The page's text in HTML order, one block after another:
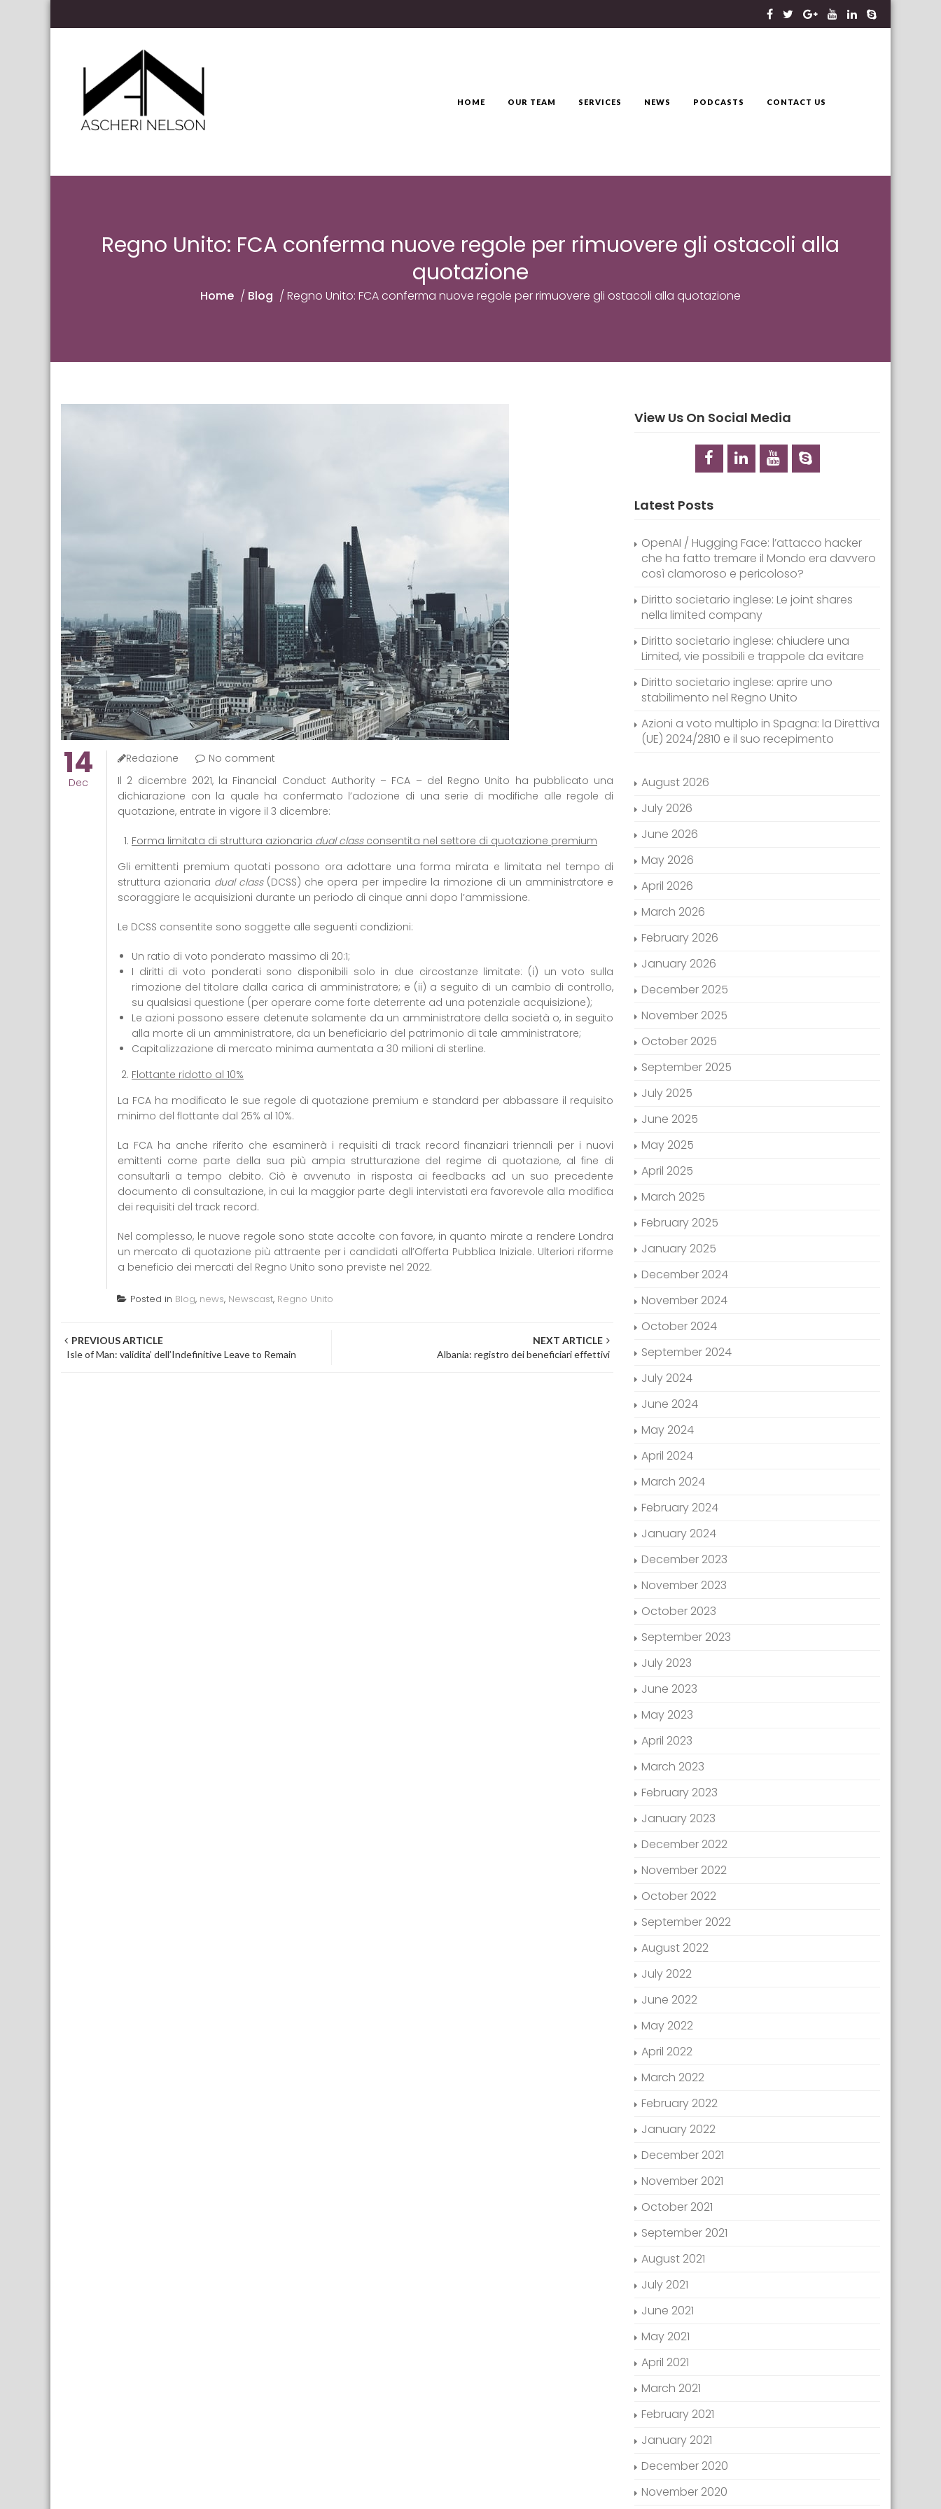
Ascheri Nelson LLP
HOME OUR TEAM SERVICES NEWS PODCASTS CONTACT US
Regno Unito: FCA conferma nuove regole per rimuovere gli ostacoli alla
quotazione
Home / Blog / Regno Unito: FCA conferma nuove regole per rimuovere gli ostacoli alla quotazione
14
Dec
Redazione
No comment
Il 2 dicembre 2021, la Financial Conduct Authority – FCA – del Regno Unito ha pubblicato una
dichiarazione con la quale ha confermato l’adozione di una serie di modifiche alle regole di
quotazione, entrate in vigore il 3 dicembre:
Forma limitata di struttura azionaria dual class consentita nel settore di quotazione premium
Gli emittenti premium quotati possono ora adottare una forma mirata e limitata nel tempo di
struttura azionaria dual class(DCSS) che opera per impedire la rimozione di un amministratore e
scoraggiare le acquisizioni durante un periodo di cinque anni dopo l’ammissione.
Le DCSS consentite sono soggette alle seguenti condizioni:
Un ratio di voto ponderato massimo di 20:1;
I diritti di voto ponderati sono disponibili solo in due circostanze limitate: (i) un voto sulla
rimozione del titolare dalla carica di amministratore; e (ii) a seguito di un cambio di controllo,
su qualsiasi questione (per operare come forte deterrente ad una potenziale acquisizione);
Le azioni possono essere detenute solamente da un amministratore della società o, in seguito
alla morte di un amministratore, da un beneficiario del patrimonio di tale amministratore;
Capitalizzazione di mercato minima aumentata a 30 milioni di sterline.
Flottante ridotto al 10%
La FCA ha modificato le sue regole di quotazione premium e standard per abbassare il requisito
minimo del flottante dal 25% al 10%.
La FCA ha anche riferito che esaminerà i requisiti di track record finanziari triennali per i nuovi
emittenti come parte della sua più ampia strutturazione del regime di quotazione, al fine di
consultarli a tempo debito. Ciò è avvenuto in risposta ai feedbacks ad un suo precedente
documento di consultazione, in cui la maggior parte degli intervistati era favorevole alla modifica
dei requisiti del track record.
Nel complesso, le nuove regole sono state accolte con favore, in quanto mirate a rendere Londra
un mercato di quotazione più attraente per i candidati all’Offerta Pubblica Iniziale. Ulteriori riforme
a beneficio dei mercati del Regno Unito sono previste nel 2022.
Posted in Blog, news, Newscast, Regno Unito
Post navigation
PREVIOUS ARTICLE
Isle of Man: validita’ dell’Indefinitive Leave to Remain
NEXT ARTICLE
Albania: registro dei beneficiari effettivi
View Us On Social Media
Latest Posts
OpenAI / Hugging Face: l’attacco hacker
che ha fatto tremare il Mondo era davvero
così clamoroso e pericoloso?
Diritto societario inglese: Le joint shares
nella limited company
Diritto societario inglese: chiudere una
Limited, vie possibili e trappole da evitare
Diritto societario inglese: aprire uno
stabilimento nel Regno Unito
Azioni a voto multiplo in Spagna: la Direttiva
(UE) 2024/2810 e il suo recepimento
August 2026
July 2026
June 2026
May 2026
April 2026
March 2026
February 2026
January 2026
December 2025
November 2025
October 2025
September 2025
July 2025
June 2025
May 2025
April 2025
March 2025
February 2025
January 2025
December 2024
November 2024
October 2024
September 2024
July 2024
June 2024
May 2024
April 2024
March 2024
February 2024
January 2024
December 2023
November 2023
October 2023
September 2023
July 2023
June 2023
May 2023
April 2023
March 2023
February 2023
January 2023
December 2022
November 2022
October 2022
September 2022
August 2022
July 2022
June 2022
May 2022
April 2022
March 2022
February 2022
January 2022
December 2021
November 2021
October 2021
September 2021
August 2021
July 2021
June 2021
May 2021
April 2021
March 2021
February 2021
January 2021
December 2020
November 2020